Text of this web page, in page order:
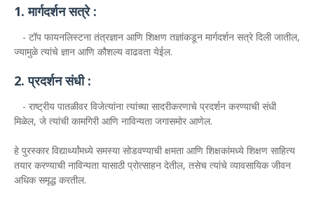
1. मार्गदर्शन सत्रे :
- टॉप फायनलिस्टना तंत्रज्ञान आणि शिक्षण तज्ञांकडून मार्गदर्शन सत्रे दिली जातील,
ज्यामुळे त्यांचे ज्ञान आणि कौशल्य वाढवता येईल.
2. प्रदर्शन संधी :
- राष्ट्रीय पातळीवर विजेत्यांना त्यांच्या सादरीकरणाचे प्रदर्शन करण्याची संधी
मिळेल, जे त्यांची कामगिरी आणि नाविन्यता जगासमोर आणेल.
हे पुरस्कार विद्यार्थ्यांमध्ये समस्या सोडवण्याची क्षमता आणि शिक्षकांमध्ये शिक्षण साहित्य
तयार करण्याची नाविन्यता यासाठी प्रोत्साहन देतील, तसेच त्यांचे व्यावसायिक जीवन
अधिक समृद्ध करतील.